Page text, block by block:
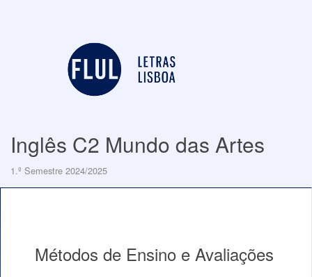
Inglês C2 Mundo das Artes
1.º Semestre 2024/2025
Métodos de Ensino e Avaliações